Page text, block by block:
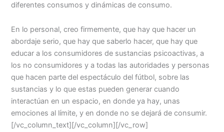
diferentes consumos y dinámicas de consumo.
En lo personal, creo firmemente, que hay que hacer un
abordaje serio, que hay que saberlo hacer, que hay que
educar a los consumidores de sustancias psicoactivas, a
los no consumidores y a todas las autoridades y personas
que hacen parte del espectáculo del fútbol, sobre las
sustancias y lo que estas pueden generar cuando
interactúan en un espacio, en donde ya hay, unas
emociones al límite, y en donde no se dejará de consumir.
[/vc_column_text][/vc_column][/vc_row]